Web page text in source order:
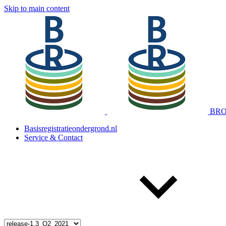
Skip to main content
Basisregistratieondergrond.nl
Service & Contact